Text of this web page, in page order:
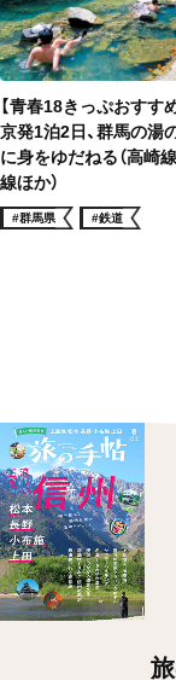
【青春18きっぷおすす
京発1泊2日、群馬の湯
に身をゆだねる（高崎
線ほか）
#群馬県 #鉄道